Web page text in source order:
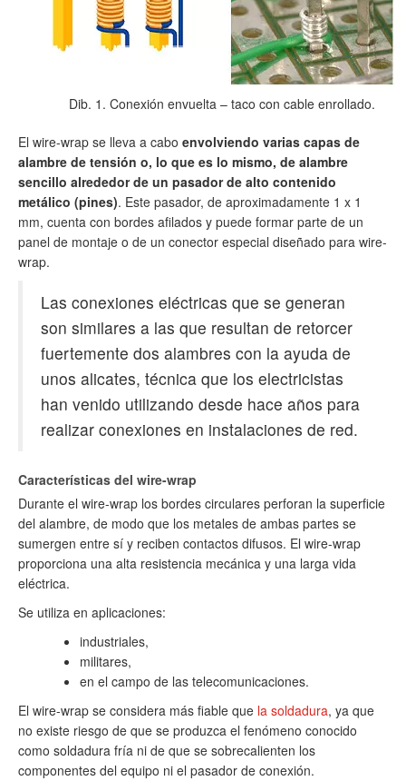
Dib. 1. Conexión envuelta – taco con cable enrollado.
El wire-wrap se lleva a cabo envolviendo varias capas de
alambre de tensión o, lo que es lo mismo, de alambre
sencillo alrededor de un pasador de alto contenido
metálico (pines). Este pasador, de aproximadamente 1 x 1
mm, cuenta con bordes afilados y puede formar parte de un
panel de montaje o de un conector especial diseñado para wire-
wrap.
Las conexiones eléctricas que se generan
son similares a las que resultan de retorcer
fuertemente dos alambres con la ayuda de
unos alicates, técnica que los electricistas
han venido utilizando desde hace años para
realizar conexiones en instalaciones de red.
Características del wire-wrap
Durante el wire-wrap los bordes circulares perforan la superficie
del alambre, de modo que los metales de ambas partes se
sumergen entre sí y reciben contactos difusos. El wire-wrap
proporciona una alta resistencia mecánica y una larga vida
eléctrica.
Se utiliza en aplicaciones:
industriales,
militares,
en el campo de las telecomunicaciones.
El wire-wrap se considera más fiable que la soldadura, ya que
no existe riesgo de que se produzca el fenómeno conocido
como soldadura fría ni de que se sobrecalienten los
componentes del equipo ni el pasador de conexión.